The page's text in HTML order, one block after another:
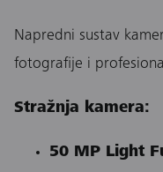
Napredni sustav
fotografije i
Stražnja kamera:
50 MP Light